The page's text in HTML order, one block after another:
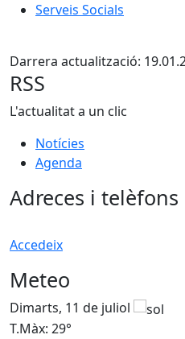
Serveis Socials
Darrera actualització:
RSS
L'actualitat a un clic
Notícies
Agenda
Adreces i telèfons
Accedeix
Meteo
Dimarts, 11 de juliol
T.Màx: 29°